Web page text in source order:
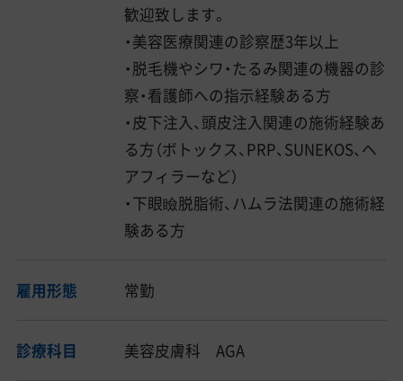
歓迎致します。
・美容医療関連の診察歴3年以上
・脱毛機やシワ・たるみ関連の機器の診
察・看護師への指示経験ある方
・皮下注入、頭皮注入関連の施術経験あ
る方（ボトックス、PRP、SUNEKOS、ヘ
アフィラーなど）
・下眼瞼脱脂術、ハムラ法関連の施術経
験ある方
雇用形態 常勤
診療科目 美容皮膚科 AGA